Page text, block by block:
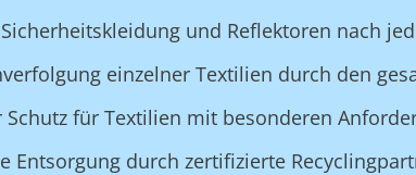
und Reflektoren nach
einzelner Textilien durch den
Schutz für Textilien mit besonderen
Entsorgung durch zertifizierte